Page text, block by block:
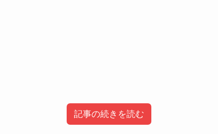
記事の続きを読む